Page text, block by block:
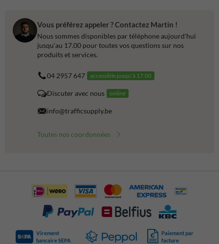
Vous préférez appeler ? Contactez Martin !
Nous sommes disponibles par téléphone aujourd'hui
jusqu'au 17.00 pour toutes vos questions sur nos
produits et services.
04 2957 647 accessible jusqu'à 17.00
Discuter avec nous online
info@trafficsupply.be
Toutes nos coordonnées
Virement
bancaire SEPA
Paiement par
facture